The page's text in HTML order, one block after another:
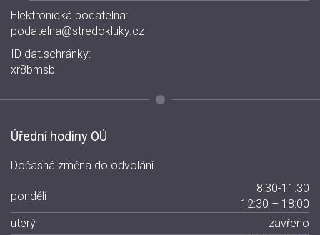
Elektronická podatelna:
podatelna@stredokluky.cz
ID dat.schránky:
xr8bmsb
Úřední hodiny OÚ
Dočasná změna do odvolání
pondělí
8:30-11:30
12:30 – 18:00
úterý
zavřeno